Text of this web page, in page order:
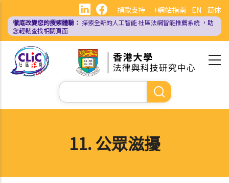
內
EN 简体
捐款支持 +網站指南
徹底改變您的搜索體驗： 探索全新的人工智能社區法網智能推薦系統 ，助
您輕鬆查找相關頁面
Search
11. 公眾滋擾